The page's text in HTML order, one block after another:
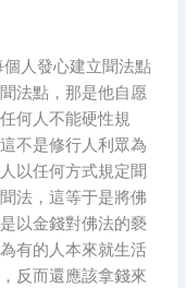
人發心建立聞法點
法點，那是他自愿
何人不能硬性規
不是修行人利眾為
以任何方式規定聞
法，這等于是將佛
以金錢對佛法的褻
有的人本來就生活
反而還應該拿錢來